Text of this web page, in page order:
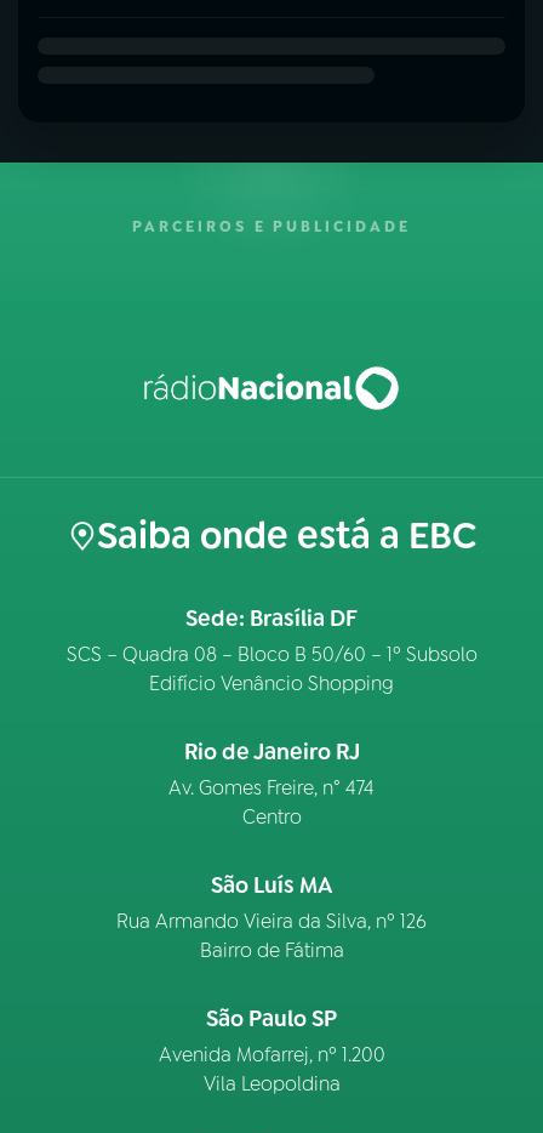
PARCEIROS E PUBLICIDADE
Saiba onde está a EBC
Sede: Brasília DF
SCS – Quadra 08 – Bloco B 50/60 – 1º Subsolo
Edifício Venâncio Shopping
Rio de Janeiro RJ
Av. Gomes Freire, n° 474
Centro
São Luís MA
Rua Armando Vieira da Silva, nº 126
Bairro de Fátima
São Paulo SP
Avenida Mofarrej, nº 1.200
Vila Leopoldina